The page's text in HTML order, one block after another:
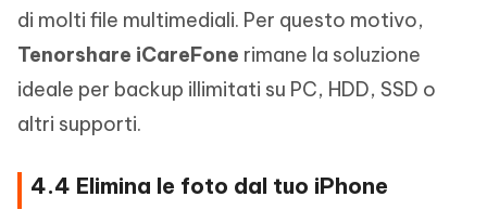
di molti file multimediali. Per questo motivo,
Tenorshare iCareFone rimane la soluzione
ideale per backup illimitati su PC, HDD, SSD o
altri supporti.
4.4 Elimina le foto dal tuo iPhone